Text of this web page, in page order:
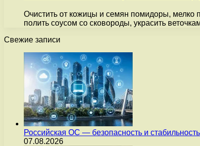
Очистить от кожицы и семян помидоры, мелко
полить соусом со сковороды, украсить
Свежие записи
Российская ОС — безопасность и
07.08.2026